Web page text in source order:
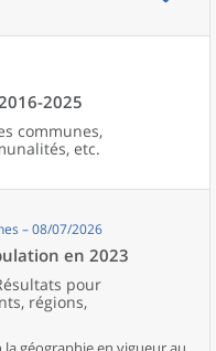
2025
communes,
etc.
– 08/07/2026
en 2023
pour
régions,